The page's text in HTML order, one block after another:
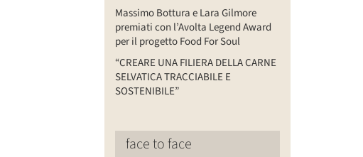
Massimo Bottura e Lara Gilmore
premiati con l’Avolta Legend Award
per il progetto Food For Soul
“CREARE UNA FILIERA DELLA CARNE
SELVATICA TRACCIABILE E
SOSTENIBILE”
face to face